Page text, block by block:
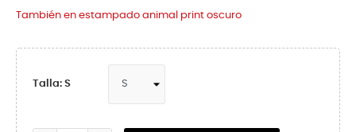
También en estampado animal print oscuro
Talla: S